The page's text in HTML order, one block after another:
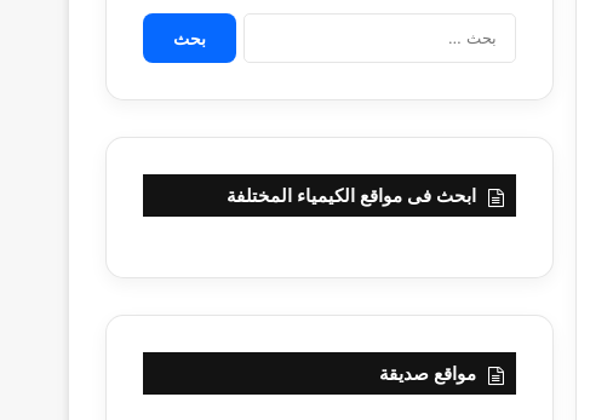
البحث
ابحث فى مواقع الكيمياء المختلفة
مواقع صديقة